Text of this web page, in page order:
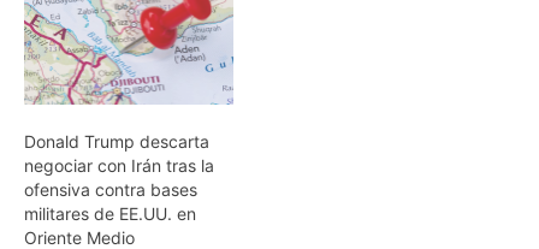
Donald Trump descarta
negociar con Irán tras la
ofensiva contra bases
militares de EE.UU. en
Oriente Medio